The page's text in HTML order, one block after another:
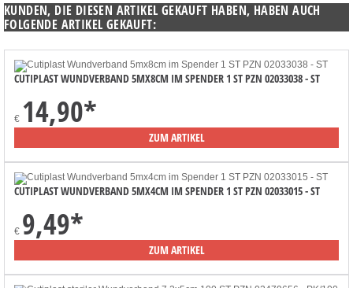
KUNDEN, DIE DIESEN ARTIKEL GEKAUFT HABEN, HABEN AUCH
FOLGENDE ARTIKEL GEKAUFT:
CUTIPLAST WUNDVERBAND 5MX8CM IM SPENDER 1 ST PZN 02033038 - ST
€ 14,90*
ZUM ARTIKEL
CUTIPLAST WUNDVERBAND 5MX4CM IM SPENDER 1 ST PZN 02033015 - ST
€ 9,49*
ZUM ARTIKEL